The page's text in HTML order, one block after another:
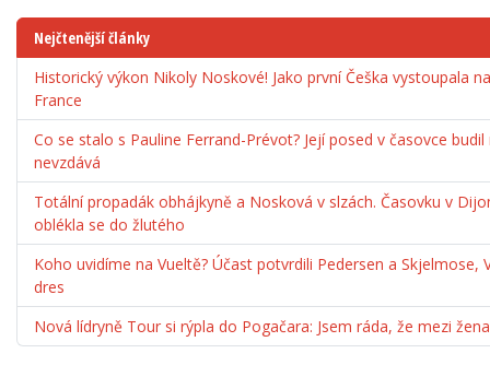
Nejčtenější články
Historický výkon Nikoly Noskové! Jako první Češka vystoupala
France
Co se stalo s Pauline Ferrand-Prévot? Její posed v časovce
nevzdává
Totální propadák obhájkyně a Nosková v slzách. Časovku v
oblékla se do žlutého
Koho uvidíme na Vueltě? Účast potvrdili Pedersen a Skjelmose,
dres
Nová lídryně Tour si rýpla do Pogačara: Jsem ráda, že mezi